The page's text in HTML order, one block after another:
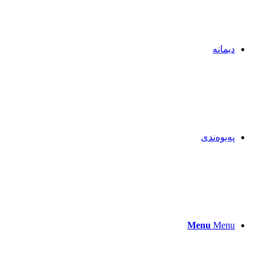
دیمانە
پەیوەندی
Menu Menu